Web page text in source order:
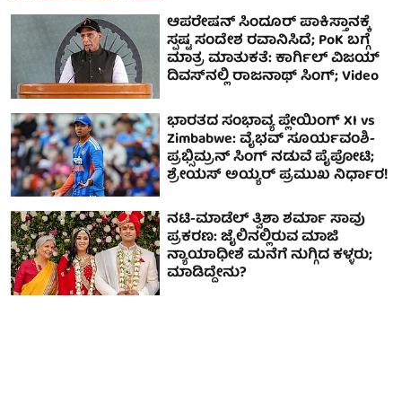
ಆಪರೇಷನ್ ಸಿಂದೂರ್ ಪಾಕಿಸ್ತಾನಕ್ಕೆ
ಸ್ಪಷ್ಟ ಸಂದೇಶ ರವಾನಿಸಿದೆ; PoK ಬಗ್ಗೆ
ಮಾತ್ರ ಮಾತುಕತೆ: ಕಾರ್ಗಿಲ್ ವಿಜಯ್
ದಿವಸ್‌ನಲ್ಲಿ ರಾಜನಾಥ್ ಸಿಂಗ್; Video
ಭಾರತದ ಸಂಭಾವ್ಯ ಪ್ಲೇಯಿಂಗ್ XI vs
Zimbabwe: ವೈಭವ್ ಸೂರ್ಯವಂಶಿ-
ಪ್ರಭ್ಸಿಮ್ರನ್ ಸಿಂಗ್ ನಡುವೆ ಪೈಪೋಟಿ;
ಶ್ರೇಯಸ್ ಅಯ್ಯರ್ ಪ್ರಮುಖ ನಿರ್ಧಾರ!
ನಟಿ-ಮಾಡೆಲ್ ತ್ವಿಶಾ ಶರ್ಮಾ ಸಾವು
ಪ್ರಕರಣ: ಜೈಲಿನಲ್ಲಿರುವ ಮಾಜಿ
ನ್ಯಾಯಾಧೀಶೆ ಮನೆಗೆ ನುಗ್ಗಿದ ಕಳ್ಳರು;
ಮಾಡಿದ್ದೇನು?